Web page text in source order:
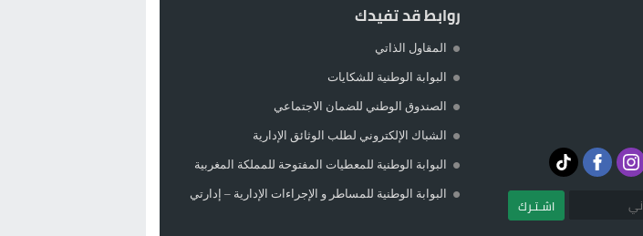
اشـتـرك
روابط قد تفيدك
المقاول الذاتي
البوابة الوطنية للشكايات
الصندوق الوطني للضمان الاجتماعي
الشباك الإلكتروني لطلب الوثائق الإدارية
البوابة الوطنية للمعطيات المفتوحة للمملكة المغربية
البوابة الوطنية للمساطر و الإجراءات الإدارية – إدارتي